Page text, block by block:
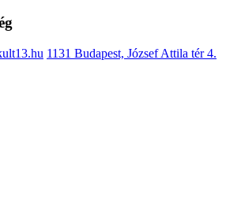
1131 Budapest, József Attila tér 4.